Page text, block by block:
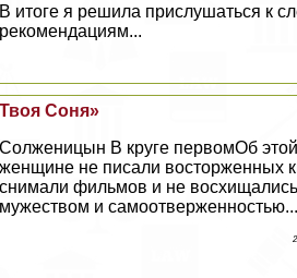
В итоге я решила прислушаться к
рекомендациям...
Твоя Соня»
Солженицын В круге первомОб этой
женщине не писали восторженных
снимали фильмов и не
мужеством и самоотверженностью...